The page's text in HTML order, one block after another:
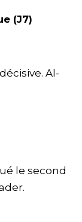
(J7)
Al-
le second